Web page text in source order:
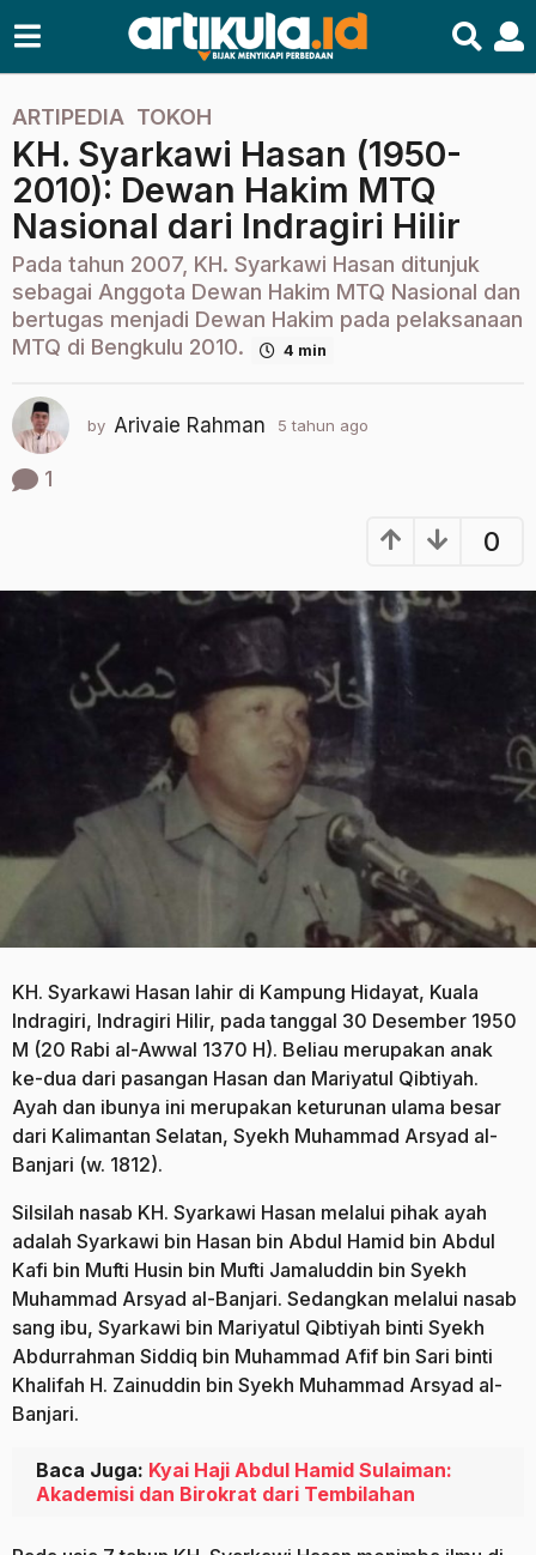
5
t
a
h
u
n
a
g
o
t
a
h
u
ARTIPEDIA ,TOKOH
KH. Syarkawi Hasan (1950-
2010): Dewan Hakim MTQ
Nasional dari Indragiri Hilir
Pada tahun 2007, KH. Syarkawi Hasan ditunjuk
sebagai Anggota Dewan Hakim MTQ Nasional dan
bertugas menjadi Dewan Hakim pada pelaksanaan
MTQ di Bengkulu 2010.
4 min
by Arivaie Rahman 5 tahun ago
1
0
KH. Syarkawi Hasan lahir di Kampung Hidayat, Kuala
Indragiri, Indragiri Hilir, pada tanggal 30 Desember 1950
M (20 Rabi al-Awwal 1370 H). Beliau merupakan anak
ke-dua dari pasangan Hasan dan Mariyatul Qibtiyah.
Ayah dan ibunya ini merupakan keturunan ulama besar
dari Kalimantan Selatan, Syekh Muhammad Arsyad al-
Banjari (w. 1812).
Silsilah nasab KH. Syarkawi Hasan melalui pihak ayah
adalah Syarkawi bin Hasan bin Abdul Hamid bin Abdul
Kafi bin Mufti Husin bin Mufti Jamaluddin bin Syekh
Muhammad Arsyad al-Banjari. Sedangkan melalui nasab
sang ibu, Syarkawi bin Mariyatul Qibtiyah binti Syekh
Abdurrahman Siddiq bin Muhammad Afif bin Sari binti
Khalifah H. Zainuddin bin Syekh Muhammad Arsyad al-
Banjari.
Baca Juga: Kyai Haji Abdul Hamid Sulaiman:
Akademisi dan Birokrat dari Tembilahan